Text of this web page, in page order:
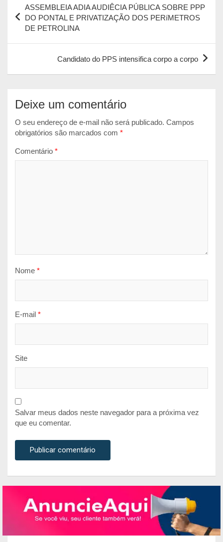
s
A
b
e
r
l
de
Post
ASSEMBLEIA ADIA AUDIÊCIA PÚBLICA SOBRE PPP
DO PONTAL E PRIVATIZAÇÃO DOS PERíMETROS
DE PETROLINA
Candidato do PPS intensifica corpo a corpo
Deixe um comentário
O seu endereço de e-mail não será publicado. Campos
obrigatórios são marcados com *
Comentário *
Nome *
E-mail *
Site
Salvar meus dados neste navegador para a próxima vez
que eu comentar.